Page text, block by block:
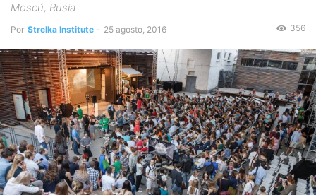
Moscú, Rusia
Por Strelka Institute - 25 agosto, 2016 356